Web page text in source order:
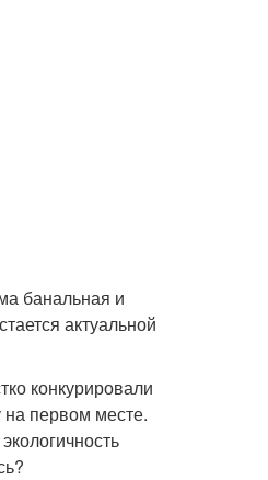
банальная и
актуальной
конкурировали
на первом месте.